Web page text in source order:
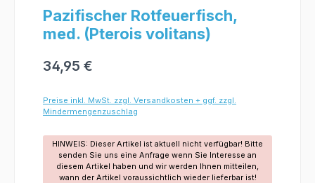
Pazifischer Rotfeuerfisch,
med. (Pterois volitans)
34,95 €
Preise inkl. MwSt. zzgl. Versandkosten + ggf. zzgl.
Mindermengenzuschlag
HINWEIS: Dieser Artikel ist aktuell nicht verfügbar! Bitte
senden Sie uns eine Anfrage wenn Sie Interesse an
diesem Artikel haben und wir werden Ihnen mitteilen,
wann der Artikel voraussichtlich wieder lieferbar ist!